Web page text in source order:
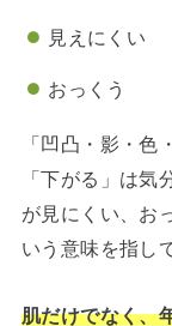
見えにくい
おっくう
「凹凸・影・色
「下がる」は気
が見にくい、お
いう意味を指し
肌だけでなく、